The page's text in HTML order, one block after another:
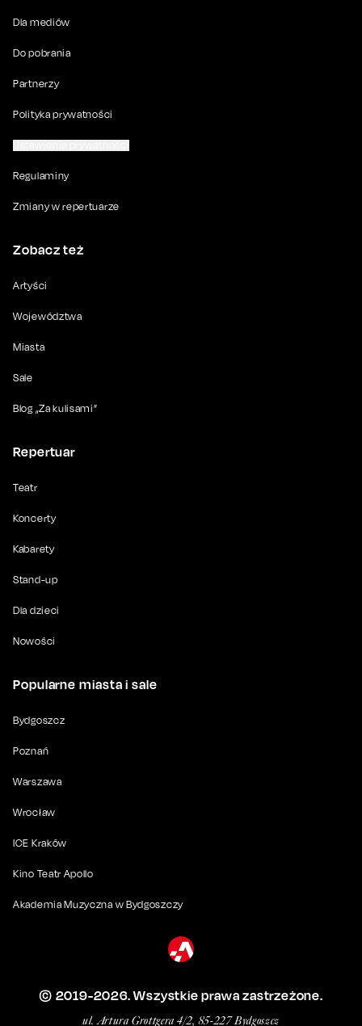
Dla mediów
Do pobrania
Partnerzy
Polityka prywatności
Regulaminy
Zmiany w repertuarze
Zobacz też
Artyści
Województwa
Miasta
Sale
Blog „Za kulisami”
Repertuar
Teatr
Koncerty
Kabarety
Stand-up
Dla dzieci
Nowości
Popularne miasta i sale
Bydgoszcz
Poznań
Warszawa
Wrocław
ICE Kraków
Kino Teatr Apollo
Akademia Muzyczna w Bydgoszczy
© 2019-2026. Wszystkie prawa zastrzeżone.
ul. Artura Grottgera 4/2, 85-227 Bydgoszcz